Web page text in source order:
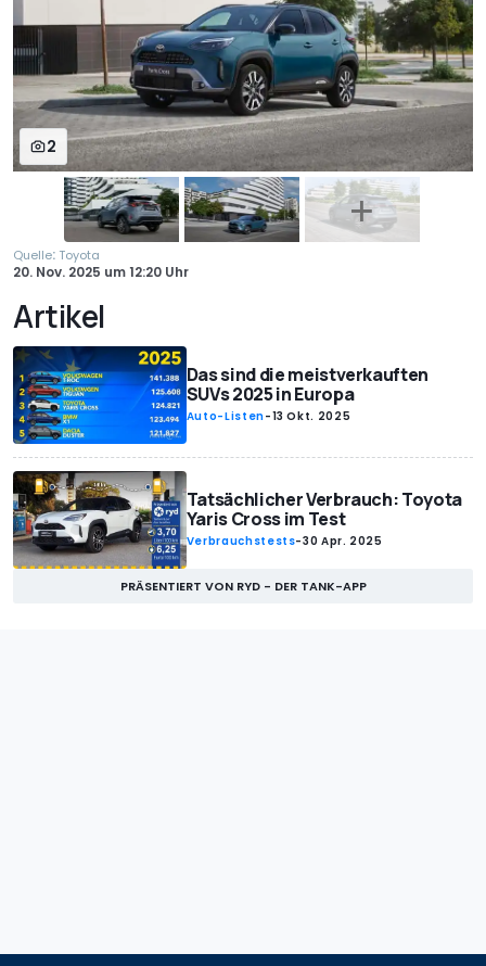
2
Quelle: Toyota
20. Nov. 2025 um12:20 Uhr
Artikel
Das sind die meistverkauften
SUVs 2025 in Europa
Auto-Listen-13 Okt. 2025
Tatsächlicher Verbrauch: Toyota
Yaris Cross im Test
Verbrauchstests-30 Apr. 2025
PRÄSENTIERT VON RYD - DER TANK-APP